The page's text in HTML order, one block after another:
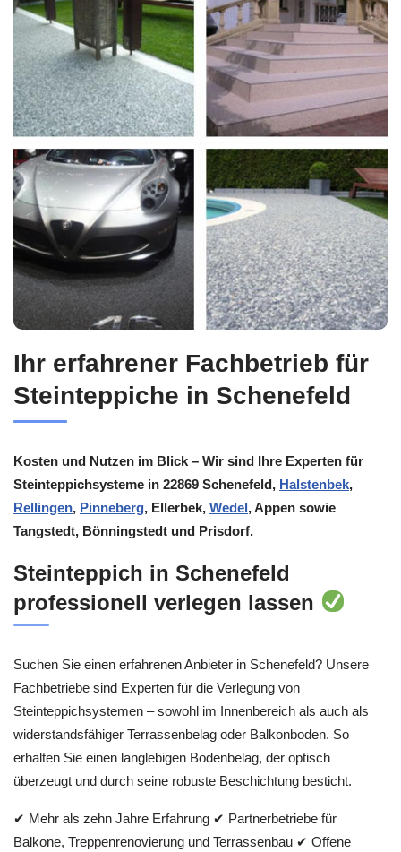
Ihr erfahrener Fachbetrieb für
Steinteppiche in Schenefeld
Kosten und Nutzen im Blick – Wir sind Ihre Experten für
Steinteppichsysteme in 22869 Schenefeld, Halstenbek,
Rellingen, Pinneberg, Ellerbek, Wedel, Appen sowie
Tangstedt, Bönningstedt und Prisdorf.
Steinteppich in Schenefeld
professionell verlegen lassen
Suchen Sie einen erfahrenen Anbieter in Schenefeld? Unsere
Fachbetriebe sind Experten für die Verlegung von
Steinteppichsystemen – sowohl im Innenbereich als auch als
widerstandsfähiger Terrassenbelag oder Balkonboden. So
erhalten Sie einen langlebigen Bodenbelag, der optisch
überzeugt und durch seine robuste Beschichtung besticht.
✔ Mehr als zehn Jahre Erfahrung ✔ Partnerbetriebe für
Balkone, Treppenrenovierung und Terrassenbau ✔ Offene